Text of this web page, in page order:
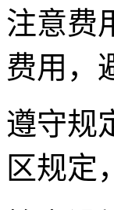
注意费
费用，
遵守规
区规定